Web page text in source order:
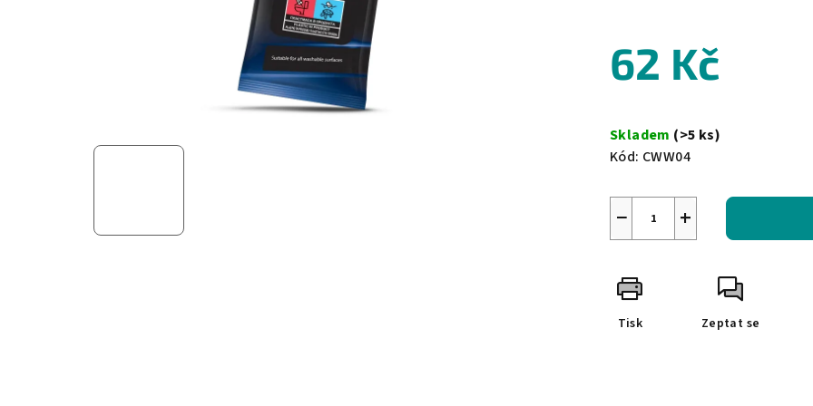
5
hvězdiček.
62 Kč
cena:
Skladem (>5 ks)
Kód: CWW04
+
−
Tisk Zeptat se